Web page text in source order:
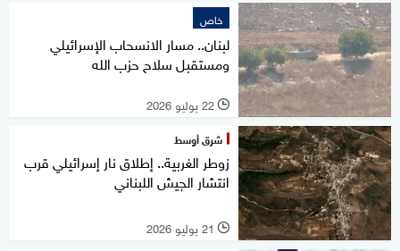
خاص
لبنان.. مسار الانسحاب الإسرائيلي
ومستقبل سلاح حزب الله
l 22 يوليو 2026
شرق أوسط
زوطر الغربية.. إطلاق نار إسرائيلي قرب
انتشار الجيش اللبناني
l 21 يوليو 2026